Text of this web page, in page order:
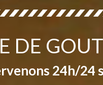
DE
24h/24